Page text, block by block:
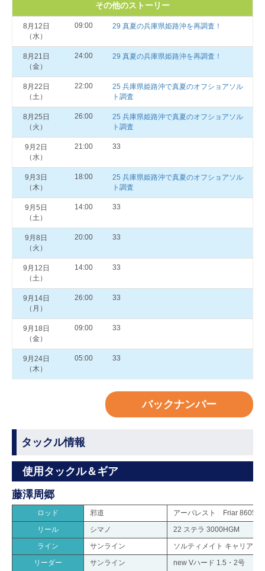
その他のストーリー
8月12日
（水）
09:00 29 真夏の兵庫県姫路沖を再調査！
8月21日
（金）
24:00 29 真夏の兵庫県姫路沖を再調査！
8月22日
（土）
22:00
25 兵庫県姫路沖で真夏のオフショアソル
ト調査
8月25日
（火）
26:00
25 兵庫県姫路沖で真夏のオフショアソル
ト調査
9月2日
（水）
21:00 33
9月3日
（木）
18:00
25 兵庫県姫路沖で真夏のオフショアソル
ト調査
9月5日
（土）
14:00 33
9月8日
（火）
20:00 33
9月12日
（土）
14:00 33
9月14日
（月）
26:00 33
9月18日
（金）
09:00 33
9月24日
（木）
05:00 33
バックナンバー
タックル情報
使用タックル＆ギア
藤澤周郷
ロッド 邪道
アーバレスト Friar
リール
シマノ
22 ステラ 3000HGM
ライン
サンライン
ソルティメイト キャリアハ
リーダー
サンライン new Vハード 1.5・2号